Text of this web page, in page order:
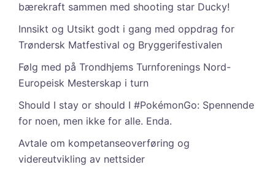
bærekraft sammen med shooting star Ducky!
Innsikt og Utsikt godt i gang med oppdrag for
Trøndersk Matfestival og Bryggerifestivalen
Følg med på Trondhjems Turnforenings Nord-
Europeisk Mesterskap i turn
Should I stay or should I #PokémonGo: Spennende
for noen, men ikke for alle. Enda.
Avtale om kompetanseoverføring og
videreutvikling av nettsider